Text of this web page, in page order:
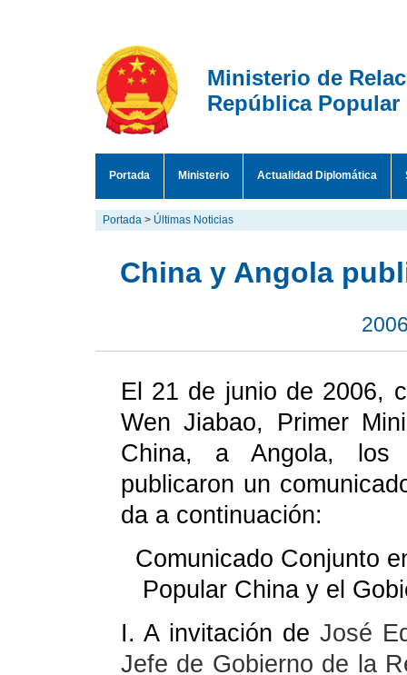
Ministerio de
República Popular
Portada Ministerio Actualidad Diplomática
Portada > Últimas Noticias
China y Angola
El 21 de junio de 2006,
Wen Jiabao, Primer
China, a Angola, los
publicaron un
da a continuación:
Comunicado Conjunto
Popular China y el
I.A invitación deJosé
Jefe de Gobierno de la